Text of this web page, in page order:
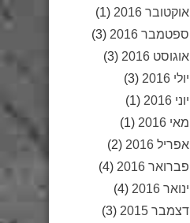
אוקטובר 2016
(1)
ספטמבר 2016
(3)
אוגוסט 2016
(3)
יולי 2016
(3)
יוני 2016
(1)
מאי 2016
(1)
אפריל 2016
(2)
פברואר 2016
(4)
ינואר 2016
(4)
דצמבר 2015
(3)